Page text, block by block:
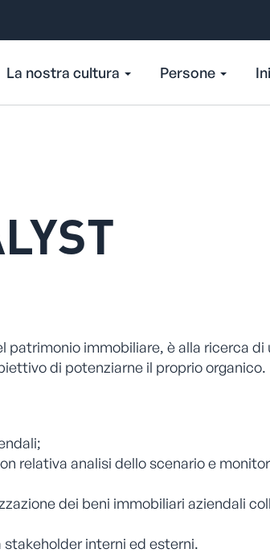
La nostra cultura Persone
patrimonio immobiliare, è alla ricerca di
di potenziarne il proprio organico.
relativa analisi dello scenario e
dei beni immobiliari aziendali
interni ed esterni.